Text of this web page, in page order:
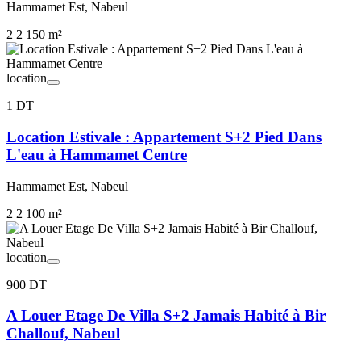
Hammamet Est, Nabeul
2 2 150 m²
location
1 DT
Location Estivale : Appartement S+2 Pied Dans
L'eau à Hammamet Centre
Hammamet Est, Nabeul
2 2 100 m²
location
900 DT
A Louer Etage De Villa S+2 Jamais Habité à Bir
Challouf, Nabeul